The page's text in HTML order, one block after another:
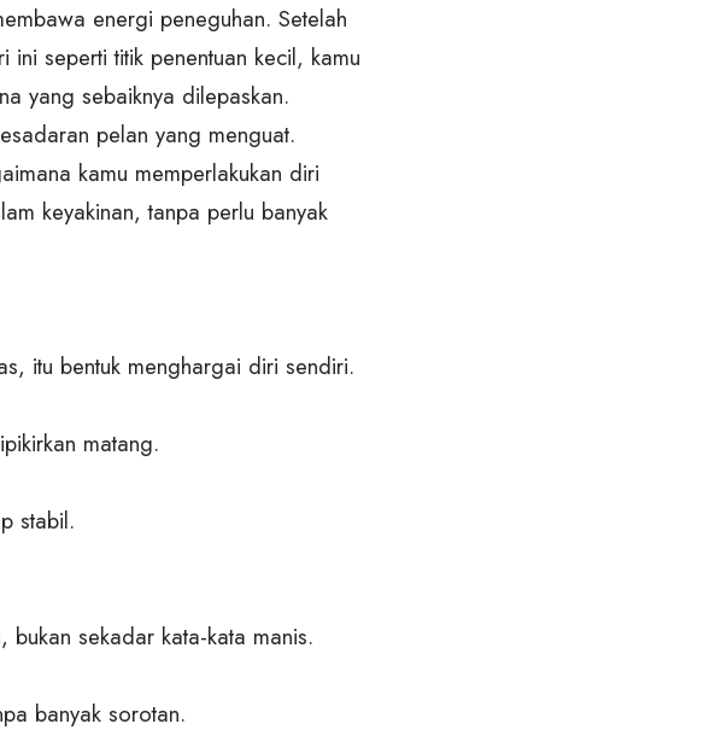
energi peneguhan. Setelah
seperti titik penentuan kecil, kamu
yang sebaiknya dilepaskan.
pelan yang menguat.
kamu memperlakukan diri
keyakinan, tanpa perlu banyak
itu bentuk menghargai diri sendiri.
matang.
stabil.
bukan sekadar kata-kata manis.
banyak sorotan.